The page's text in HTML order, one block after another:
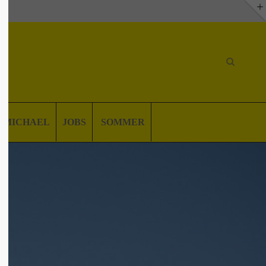
MICHAEL JOBS SOMMER